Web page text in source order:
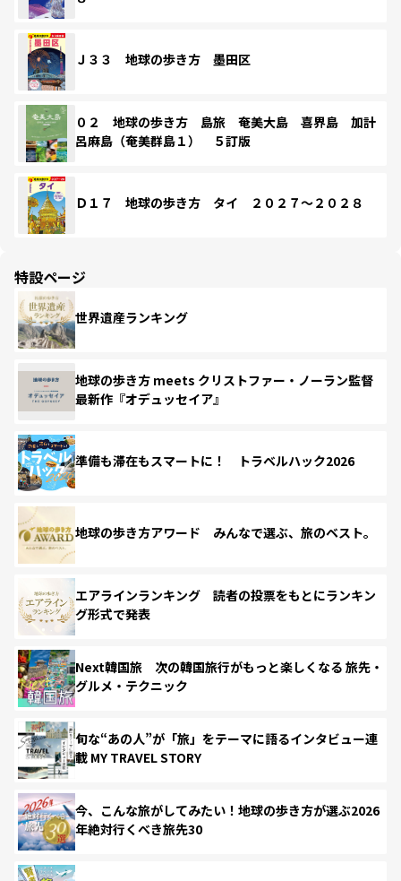
Ｊ３３ 地球の歩き方 墨田区
０２ 地球の歩き方 島旅 奄美大島 喜界島 加計
呂麻島（奄美群島１） ５訂版
Ｄ１７ 地球の歩き方 タイ ２０２７～２０２８
特設ページ
世界遺産ランキング
地球の歩き方 meets クリストファー・ノーラン監督
最新作『オデュッセイア』
準備も滞在もスマートに！ トラベルハック2026
地球の歩き方アワード みんなで選ぶ、旅のベスト。
エアラインランキング 読者の投票をもとにランキン
グ形式で発表
Next韓国旅 次の韓国旅行がもっと楽しくなる 旅先・
グルメ・テクニック
旬な“あの人”が「旅」をテーマに語るインタビュー連
載 MY TRAVEL STORY
今、こんな旅がしてみたい！地球の歩き方が選ぶ2026
年絶対行くべき旅先30